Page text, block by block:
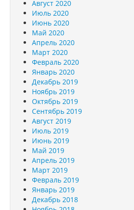
Август 2020
Июль 2020
Июнь 2020
Май 2020
Апрель 2020
Март 2020
Февраль 2020
Январь 2020
Декабрь 2019
Ноябрь 2019
Октябрь 2019
Сентябрь 2019
Август 2019
Июль 2019
Июнь 2019
Май 2019
Апрель 2019
Март 2019
Февраль 2019
Январь 2019
Декабрь 2018